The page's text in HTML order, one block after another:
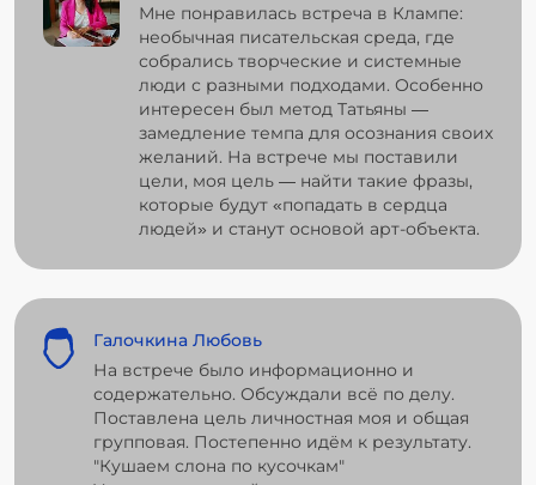
Мне понравилась встреча в Клампе:
необычная писательская среда, где
собрались творческие и системные
люди с разными подходами. Особенно
интересен был метод Татьяны —
замедление темпа для осознания своих
желаний. На встрече мы поставили
цели, моя цель — найти такие фразы,
которые будут «попадать в сердца
людей» и станут основой арт-объекта.
Галочкина Любовь
На встрече было информационно и
содержательно. Обсуждали всё по делу.
Поставлена цель личностная моя и общая
групповая. Постепенно идём к результату.
"Кушаем слона по кусочкам"